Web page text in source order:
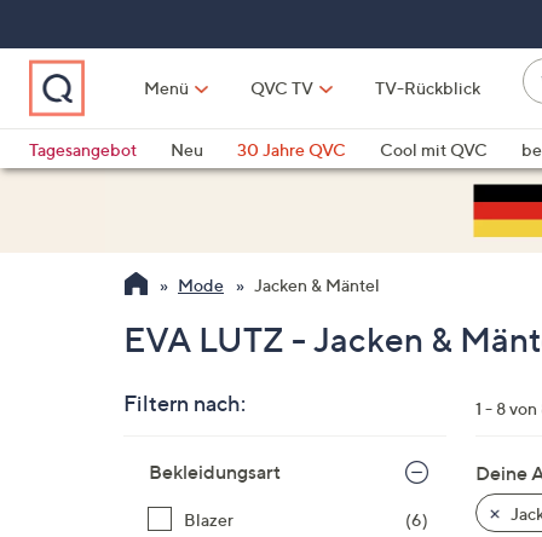
springen
Menü QVC TV TV-Rückblick
Tagesangebot
Neu 30 Jahre QVC Cool mit QVC
Mode Jacken & Mäntel
EVA LUTZ - Jacken &
Filtern nach:
Produktliste
Bekleidungsart
Blazer
(6)
1 - 8 von
Deine